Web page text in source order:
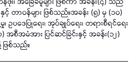
အခြေခံမူများ ဖြစ်ကာ အခန်း(၄) သည်
တာဝန်များ ဖြစ်သည်။အခန်း (၅) မှ (၁၀)
ဒေပြုရေး၊ အုပ်ချုပ်ရေး၊ တရားစီရင်ရေး
အစီအမံအား ပြင်ဆင်ခြင်းနှင့် အခန်း(၁၂)
ဖြစ်သည်။